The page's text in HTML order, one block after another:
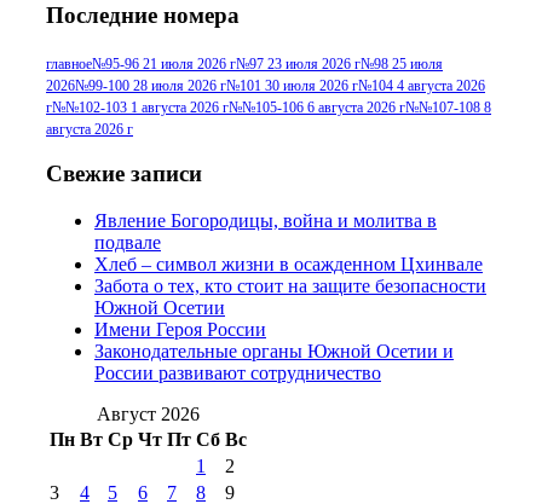
июля 2017 г(11)№96 9 августа 2012
г(13) №96 28 июля 2015 г(9) №96+97 3
июля 2014 г(10)№96+97 30 июля
2016 г(13)
июля 2017 г
2012 г
(15)
№97 30 июля 2015 г
(15)№98 1 августа 2015 г
августа 2016 г(10)№98 5 июля 2014 г(10)
№98 8 августа 2013 г
августа 2012 г(14) №98+99 11 июля
2017 г(9)
№99 4 августа
2016 г(12) №99 8 июля 2014 г
августа 2012 г(11)
августа 2013 г
(12)
Последние номера
главное№95-96 21 июля 2026 г№97 23 июля 2026 г№98 25 июля
2026№99-100 28 июля 2026 г№101 30 июля 2026 г№104 4 августа 2026
г№№102-103 1 августа 2026 г№№105-106 6 августа 2026 г№№107-108 8
августа 2026 г
Свежие записи
Явление Богородицы, война и молитва в
подвале
Хлеб – символ жизни в осажденном Цхинвале
Забота о тех, кто стоит на защите безопасности
Южной Осетии
Имени Героя России
Законодательные органы Южной Осетии и
России развивают сотрудничество
Август 2026
Пн Вт Ср Чт Пт Сб Вс
1
2
3
4 5 6 7 8
9